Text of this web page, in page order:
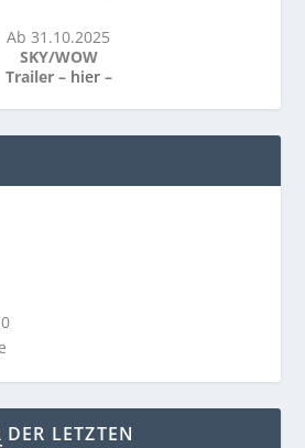
Ab 31.10.2025
SKY/WOW
Trailer – hier –
LETZTEN